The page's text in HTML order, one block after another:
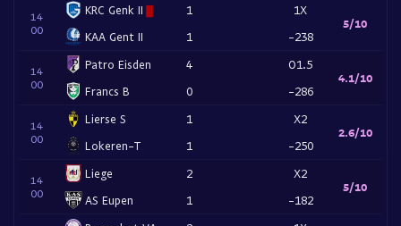
14
00
KRC Genk II
KAA Gent II
1
1
1X
-238
5/10
14
00
Patro Eisden
Francs B
4
0
O1.5
-286
4.1/10
14
00
Lierse S
Lokeren-T
1
1
X2
-250
2.6/10
14
00
Liege
AS Eupen
2
1
X2
-182
5/10